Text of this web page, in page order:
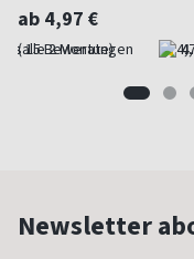
ab 4,97 €
(alle 2 Monate)
Newsletter